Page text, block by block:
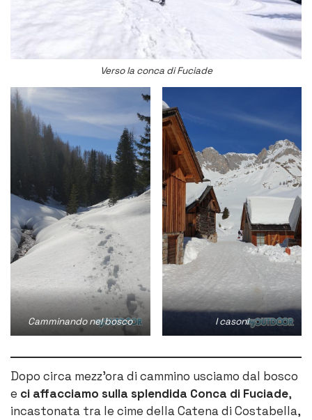
Verso la conca di Fuciade
Camminando nel bosco I casoni
Dopo circa mezz’ora di cammino usciamo dal bosco
e ci affacciamo sulla splendida Conca di Fuciade,
incastonata tra le cime della Catena di Costabella,